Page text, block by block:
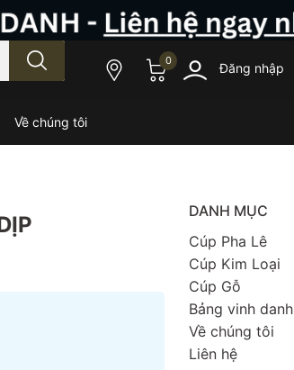
0 Đăng nhập
Về chúng tôi
DANH MỤC
Cúp Pha Lê
Cúp Kim Loại
Cúp Gỗ
Bảng vinh danh
Về chúng tôi
Liên hệ